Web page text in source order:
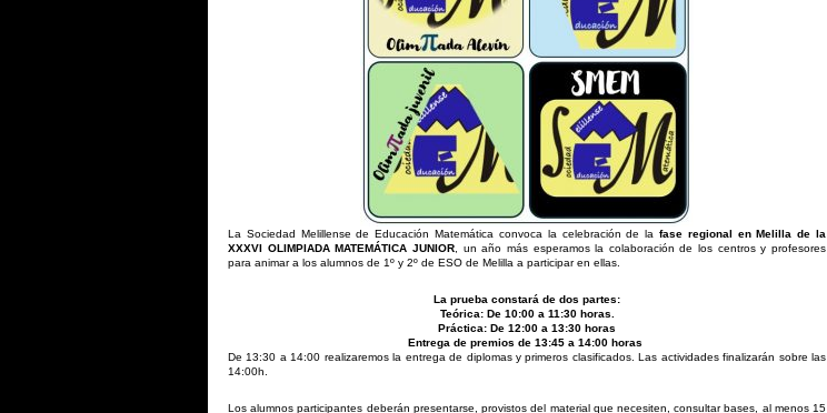
La Sociedad Melillense de Educación Matemática convoca la celebración de la fase regional en Melilla de la
XXXVI OLIMPIADA MATEMÁTICA JUNIOR, un año más esperamos la colaboración de los centros y profesores
para animar a los alumnos de 1º y 2º de ESO de Melilla a participar en ellas.
La prueba constará de dos partes:
Teórica: De 10:00 a 11:30 horas.
Práctica: De 12:00 a 13:30 horas
Entrega de premios de 13:45 a 14:00 horas
De 13:30 a 14:00 realizaremos la entrega de diplomas y primeros clasificados. Las actividades finalizarán sobre las
14:00h.
Los alumnos participantes deberán presentarse, provistos del material que necesiten, consultar bases, al menos 15